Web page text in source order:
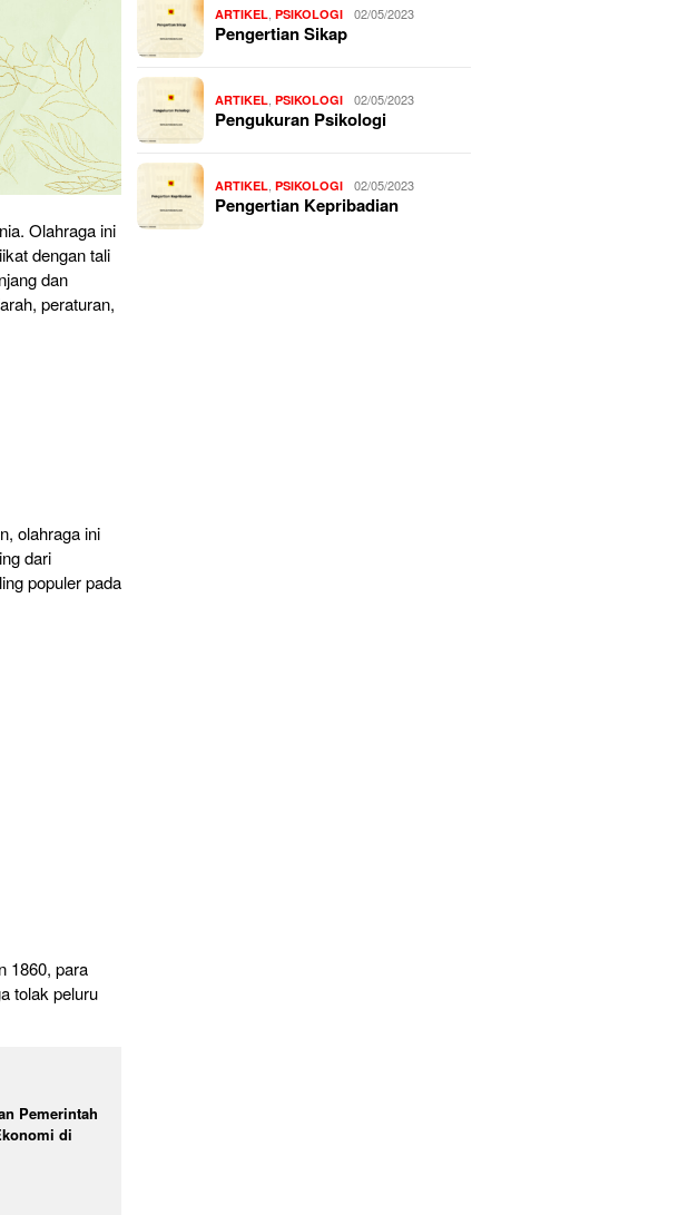
Olahraga ini
dengan tali
dan
peraturan,
olahraga ini
dari
populer pada
1860, para
tolak peluru
Pemerintah
di
ARTIKEL ,PSIKOLOGI 02/05/2023
Pengertian Sikap
ARTIKEL ,PSIKOLOGI 02/05/2023
Pengukuran Psikologi
ARTIKEL ,PSIKOLOGI 02/05/2023
Pengertian Kepribadian